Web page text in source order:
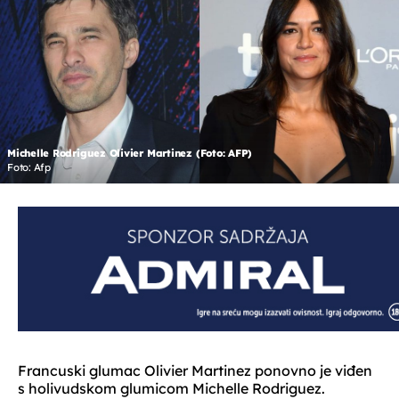
Michelle Rodriguez Olivier Martinez (Foto: AFP)
Foto: Afp
Francuski glumac Olivier Martinez ponovno je viđen
s holivudskom glumicom Michelle Rodriguez.
OMOGUĆI OBAVIJESTI